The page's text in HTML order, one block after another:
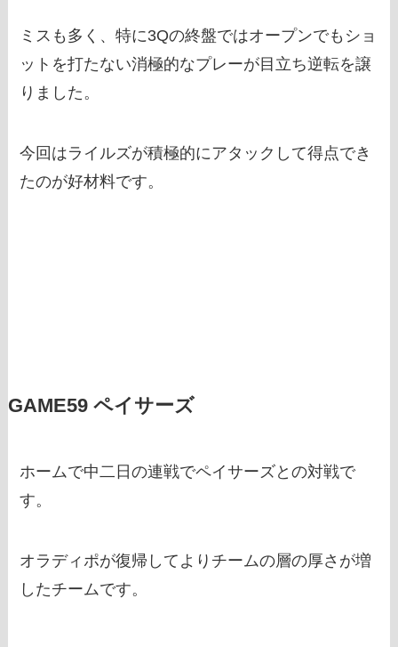
ミスも多く、特に3Qの終盤ではオープンでもショ
ットを打たない消極的なプレーが目立ち逆転を譲
りました。
今回はライルズが積極的にアタックして得点でき
たのが好材料です。
GAME59 ペイサーズ
ホームで中二日の連戦でペイサーズとの対戦で
す。
オラディポが復帰してよりチームの層の厚さが増
したチームです。